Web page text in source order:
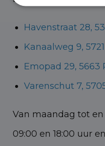
Havenstraat 28,
Kanaalweg 9,
Emopad 29, 5663
Varenschut 7,
Van maandag tot
09:00 en 18:00 uur